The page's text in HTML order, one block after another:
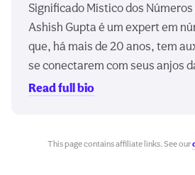
Significado Místico dos
Ashish Gupta é um expert em
que, há mais de 20 anos, tem
se conectarem com seus anjos
Read full bio
This page contains affiliate links. See our